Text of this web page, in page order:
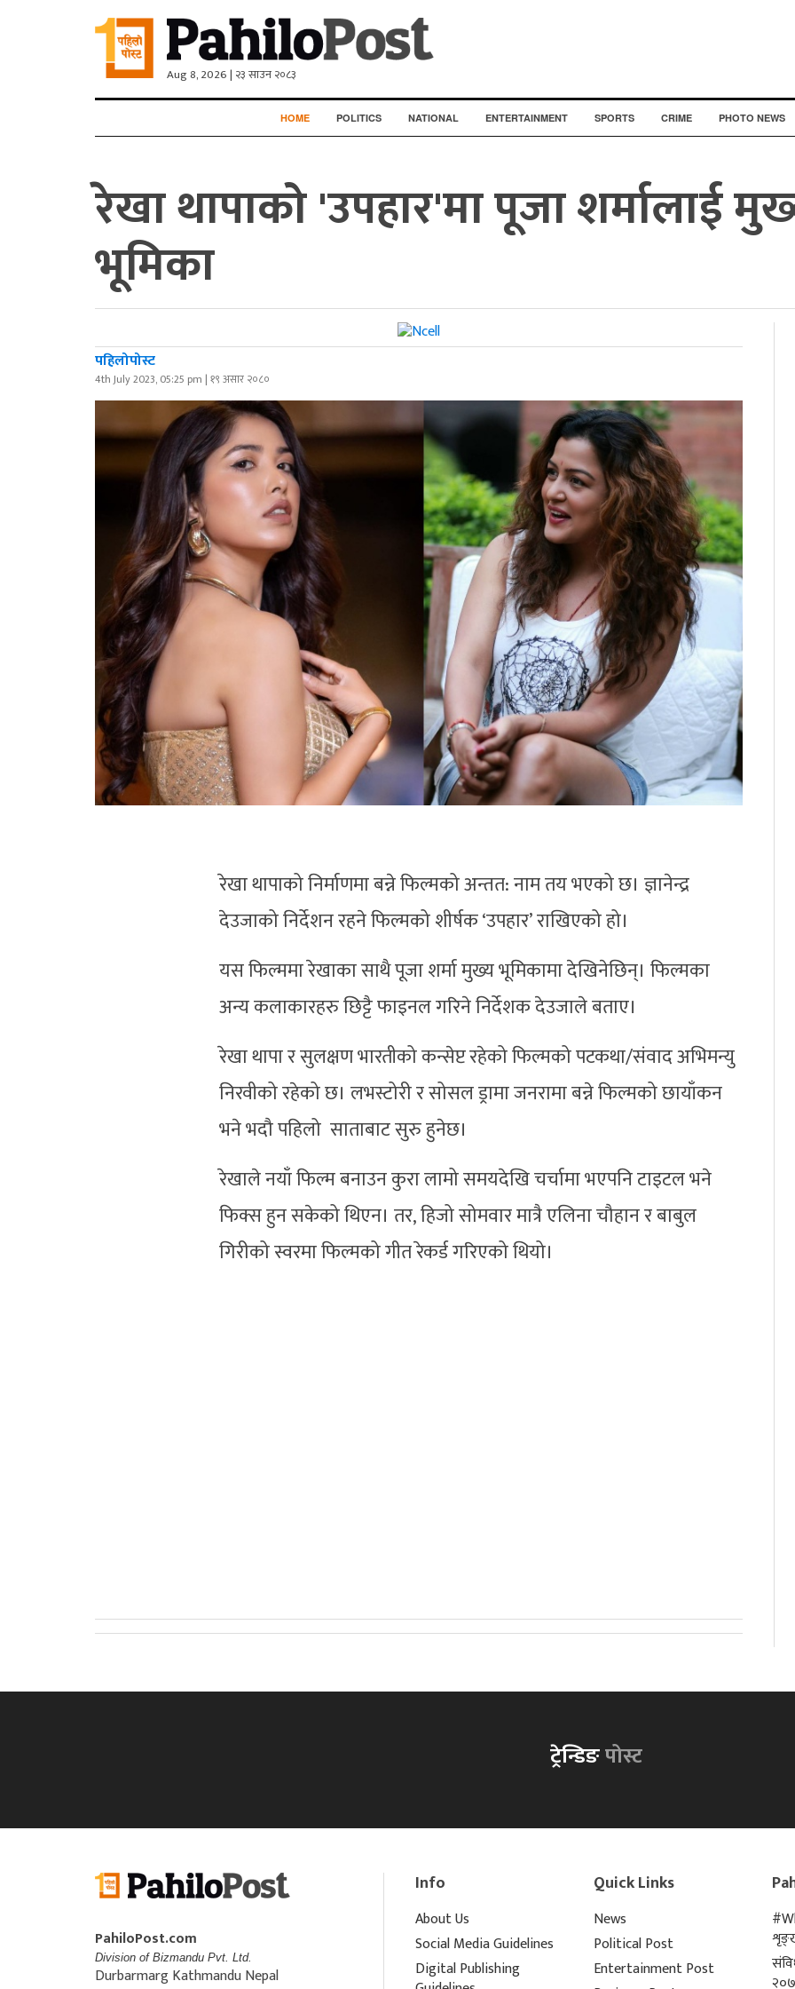
Aug 8, 2026 | २३ साउन २०८३
HOME POLITICS NATIONAL ENTERTAINMENT SPORTS CRIME PHOTO NEWS
रेखा थापाको 'उपहार'मा पूजा शर्मालाई
भूमिका
पहिलोपोस्ट
4th July 2023, 05:25 pm | १९ असार २०८०
रेखा थापाको निर्माणमा बन्ने फिल्मको अन्तत: नाम तय भएको छ। ज्ञानेन्द्र
देउजाको निर्देशन रहने फिल्मको शीर्षक ‘उपहार’ राखिएको हो।
यस फिल्ममा रेखाका साथै पूजा शर्मा मुख्य भूमिकामा देखिनेछिन्। फिल्मका
अन्य कलाकारहरु छिट्टै फाइनल गरिने निर्देशक देउजाले बताए।
रेखा थापा र सुलक्षण भारतीको कन्सेप्ट रहेको फिल्मको पटकथा/संवाद अभिमन्यु
निरवीको रहेको छ। लभस्टोरी र सोसल ड्रामा जनरामा बन्ने फिल्मको छायाँकन
भने भदौ पहिलो साताबाट सुरु हुनेछ।
रेखाले नयाँ फिल्म बनाउन कुरा लामो समयदेखि चर्चामा भएपनि टाइटल भने
फिक्स हुन सकेको थिएन। तर, हिजो सोमवार मात्रै एलिना चौहान र बाबुल
गिरीको स्वरमा फिल्मको गीत रेकर्ड गरिएको थियो।
ट्रेन्डिङपोस्ट
PahiloPost.com
Division of Bizmandu Pvt. Ltd.
Durbarmarg Kathmandu Nepal
Info
About Us
Social Media Guidelines
Digital Publishing
Quick Links
News
Political Post
Entertainment Post